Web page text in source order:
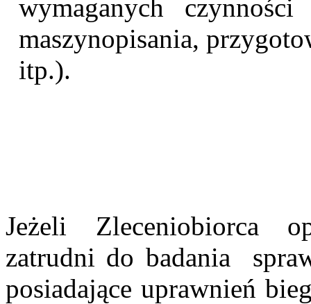
wymaganych
maszynopisania,
itp.).
Jeżeli Zleceniobiorca
zatrudni do badania
posiadające uprawnień